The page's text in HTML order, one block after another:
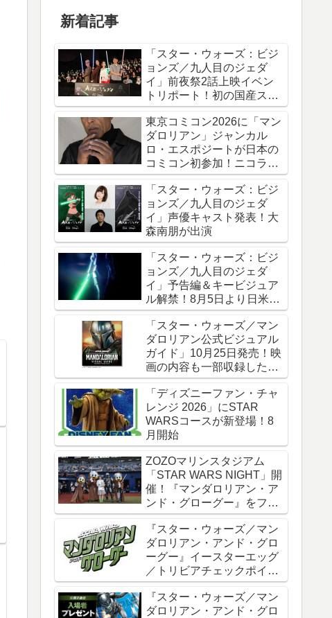
新着記事
「スター・ウォーズ：ビジ
ョンズ／九人目のジェダ
イ」前夜祭2話上映イベン
トリポート！初の国産スタ
ー・ウォーズアニメシリー
ズ
東京コミコン2026に「マン
ダロリアン」ジャンカル
ロ・エスポジートが日本の
コミコン初参加！ニコラ
ス・ケイジと共に来日
「スター・ウォーズ：ビジ
ョンズ／九人目のジェダ
イ」声優キャスト発表！大
森南朋が出演
「スター・ウォーズ：ビジ
ョンズ／九人目のジェダ
イ」予告編＆キービジュア
ル解禁！8月5日より日米同
時全話一挙配信
「スター・ウォーズ／マン
ダロリアン公式ビジュアル
ガイド」10月25日発売！映
画の内容も一部収録した邦
訳版
「ディズニーファン・チャ
レンジ 2026」にSTAR
WARSコースが新登場！8
月開始
ZOZOマリンスタジアム
「STAR WARS NIGHT」開
催！『マンダロリアン・ア
ンド・グローグー』をフィ
ーチャー
『スター・ウォーズ／マン
ダロリアン・アンド・グロ
ーグー』イースターエッグ
／トリビアチェックポイン
ト総まとめ【ネタバレ注
意】
『スター・ウォーズ／マン
ダロリアン・アンド・グロ